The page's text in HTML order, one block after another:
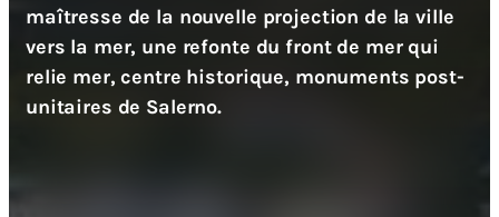
maîtresse de la nouvelle projection de la ville
vers la mer, une refonte du front de mer qui
relie mer, centre historique, monuments post-
unitaires de Salerno.